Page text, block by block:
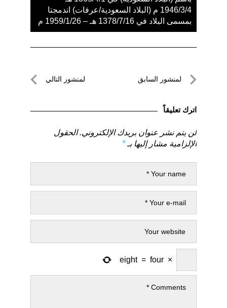
1946/3/4 م (البلاد السعودية/عرفات) اندمجتا
بمسمى البلاد في 1378/7/16 هـ – 1959/1/26 م
تصفّحلمنشور السابق
السابق
لمنشور التالي
اترك تعليقاً
لن يتم نشر عنوان بريدك الإلكتروني. الحقول
الإلزامية مشار إليها بـ*
×
four
=
eight